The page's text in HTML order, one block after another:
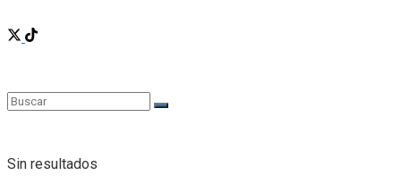
Sin resultados